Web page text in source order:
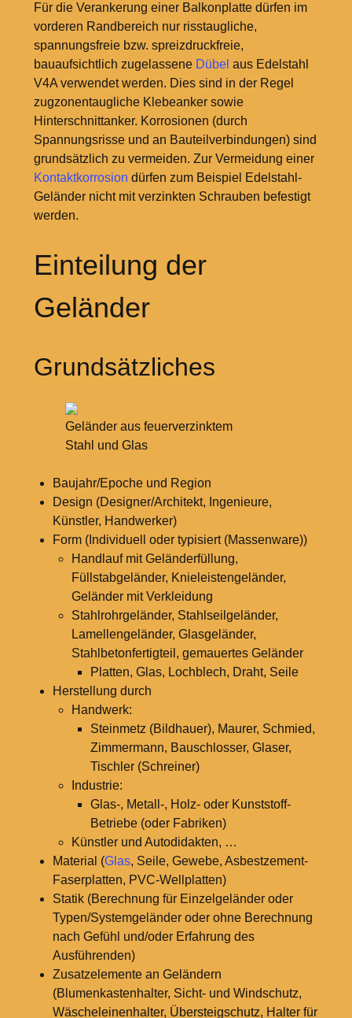
Für die Verankerung einer Balkonplatte dürfen im
vorderen Randbereich nur risstaugliche,
spannungsfreie bzw. spreizdruckfreie,
bauaufsichtlich zugelassene Dübel aus Edelstahl
V4A verwendet werden. Dies sind in der Regel
zugzonentaugliche Klebeanker sowie
Hinterschnittanker. Korrosionen (durch
Spannungsrisse und an Bauteilverbindungen) sind
grundsätzlich zu vermeiden. Zur Vermeidung einer
Kontaktkorrosion dürfen zum Beispiel Edelstahl-
Geländer nicht mit verzinkten Schrauben befestigt
werden.
Einteilung der
Geländer
Grundsätzliches
Geländer aus feuerverzinktem
Stahl und Glas
Baujahr/Epoche und Region
Design (Designer/Architekt, Ingenieure,
Künstler, Handwerker)
Form (Individuell oder typisiert (Massenware))
Handlauf mit Geländerfüllung,
Füllstabgeländer, Knieleistengeländer,
Geländer mit Verkleidung
Stahlrohrgeländer, Stahlseilgeländer,
Lamellengeländer, Glasgeländer,
Stahlbetonfertigteil, gemauertes Geländer
Platten, Glas, Lochblech, Draht, Seile
Herstellung durch
Handwerk:
Steinmetz (Bildhauer), Maurer, Schmied,
Zimmermann, Bauschlosser, Glaser,
Tischler (Schreiner)
Industrie:
Glas-, Metall-, Holz- oder Kunststoff-
Betriebe (oder Fabriken)
Künstler und Autodidakten, …
Material (Glas, Seile, Gewebe, Asbestzement-
Faserplatten, PVC-Wellplatten)
Statik (Berechnung für Einzelgeländer oder
Typen/Systemgeländer oder ohne Berechnung
nach Gefühl und/oder Erfahrung des
Ausführenden)
Zusatzelemente an Geländern
(Blumenkastenhalter, Sicht- und Windschutz,
Wäscheleinenhalter, Übersteigschutz, Halter für